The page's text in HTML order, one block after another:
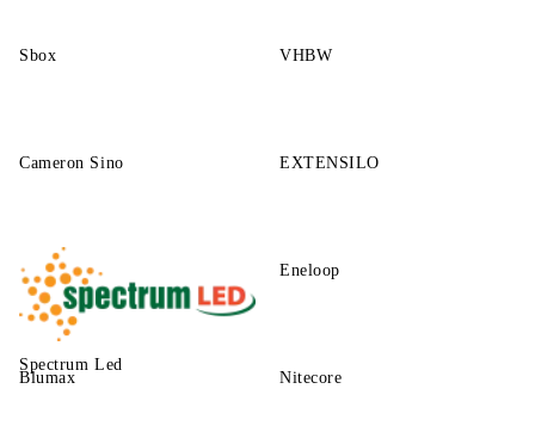
Sbox VHBW
Cameron Sino EXTENSILO
Spectrum Led
Eneloop
Blumax Nitecore